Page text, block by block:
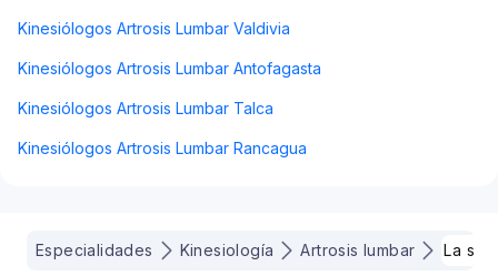
Kinesiólogos Artrosis Lumbar Valdivia
Kinesiólogos Artrosis Lumbar Antofagasta
Kinesiólogos Artrosis Lumbar Talca
Kinesiólogos Artrosis Lumbar Rancagua
Especialidades Kinesiología Artrosis lumbar La